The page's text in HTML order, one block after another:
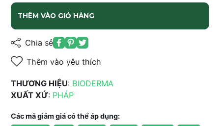
THÊM VÀO GIỎ HÀNG
Chia sẻ
Thêm vào yêu thích
THƯƠNG HIỆU: BIODERMA
XUẤT XỨ: PHÁP
Các mã giảm giá có thể áp dụng: